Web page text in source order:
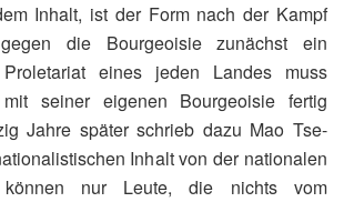
Inhalt, ist der Form nach der Kampf
die Bourgeoisie zunächst ein
eines jeden Landes muss
seiner eigenen Bourgeoisie fertig
Jahre später schrieb dazu Mao Tse-
Inhalt von der nationalen
nur Leute, die nichts vom